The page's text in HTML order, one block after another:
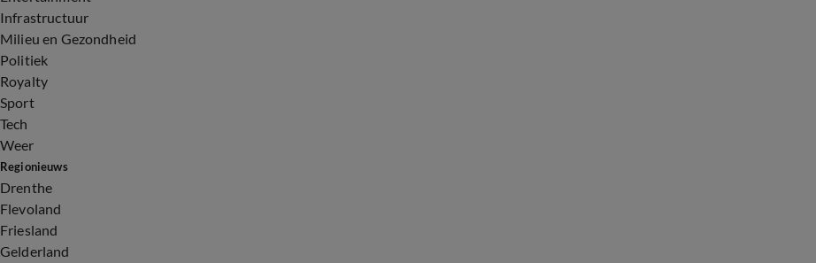
Infrastructuur
Milieu en Gezondheid
Politiek
Royalty
Sport
Tech
Weer
Regionieuws
Drenthe
Flevoland
Friesland
Gelderland